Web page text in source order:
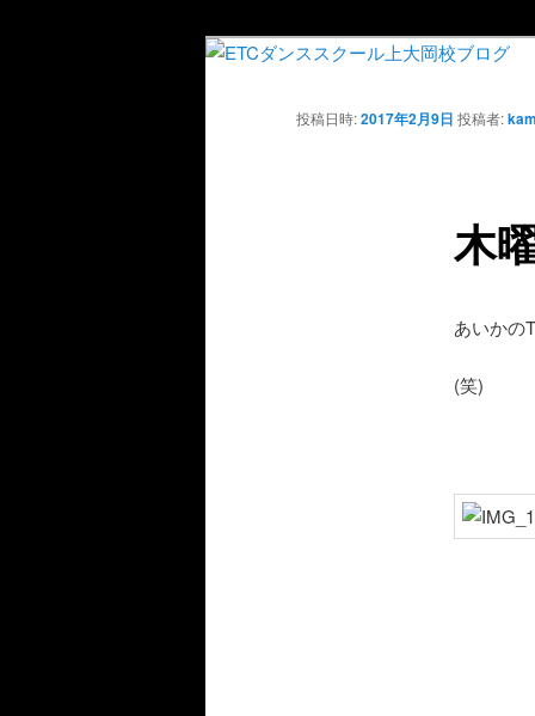
木
投稿日時:2017年2月9日 投稿者:
あいかの
(笑)